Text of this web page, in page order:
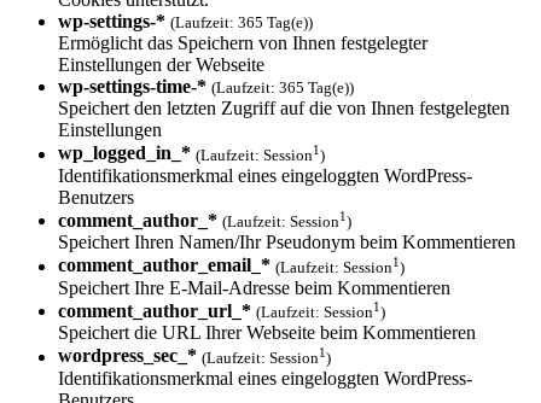
wp-settings-* (Laufzeit: 365 Tag(e))
Ermöglicht das Speichern von Ihnen festgelegter
Einstellungen der Webseite
wp-settings-time-* (Laufzeit: 365 Tag(e))
Speichert den letzten Zugriff auf die von Ihnen festgelegten
Einstellungen
wp_logged_in_* (Laufzeit: Session1)
Identifikationsmerkmal eines eingeloggten WordPress-
Benutzers
comment_author_* (Laufzeit: Session1)
Speichert Ihren Namen/Ihr Pseudonym beim Kommentieren
comment_author_email_* (Laufzeit: Session1)
Speichert Ihre E-Mail-Adresse beim Kommentieren
comment_author_url_* (Laufzeit: Session1)
Speichert die URL Ihrer Webseite beim Kommentieren
wordpress_sec_* (Laufzeit: Session1)
Identifikationsmerkmal eines eingeloggten WordPress-